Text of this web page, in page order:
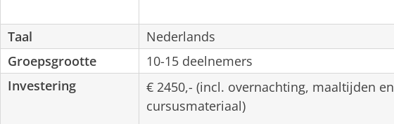
Taal
Nederlands
Groepsgrootte
10-15 deelnemers
Investering
€ 2450,- (incl. overnachting, maaltijden en
cursusmateriaal)